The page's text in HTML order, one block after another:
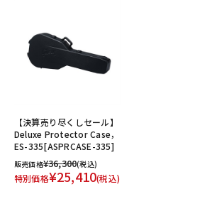
【決算売り尽くしセール】
Deluxe Protector Case，
ES-335[ASPRCASE-335]
販売価格¥36,300(税込)
特別価格¥25,410(税込)